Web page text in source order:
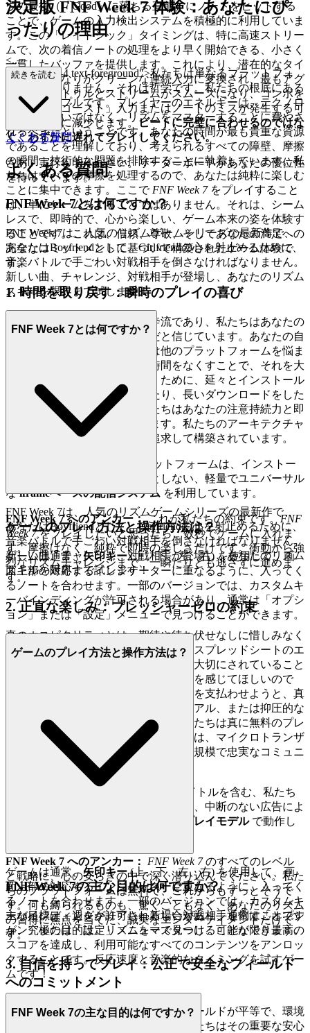
ウの最後（「Good」に落ちる直前）にノートをヒットする
ことで、ゲームの入力検出システムを積極的に利用していま
す。この「レイトシック」タイミングは、特に高速ストリー
ムで、次の着信ノートの処理をより早く開始できる、小さく
一貫したバッファを提供します。これにより、潜在的なタイ
ミングの重なりがクリーンな連続入力に変換され、最もアグ
レッシブなトリルとストリームがスムーズになり、コンボを
中断する「ゴースト」入力またはノートのミスが発生する可
能性が大幅に減少します。 ビートに完璧に合わせるのではな
く、わずかに遅れてプレイしてください。
さあ、実行してください。リーダーボードがあなたの優位性
を待っています。
決定版 FNF Week 7 体験：あなたにぴ
ったりの理由
<...
p class="mb-4 text-foreground">私たちは単なるプラットフォ
ームではありません。それは哲学です。私たちの根底にある
信念はシンプルです。プレイヤーのエネルギーは、テクノロ
ジーとの戦いではなく、リズムをマスターすることに費やさ
れるべきだということです。あなたの時間が最も貴重な資源
であることを理解しており、考えられるすべての障壁、摩擦
の瞬間、技術的な問題を排除することに執着しています。私
たちはすべての摩擦を処理するので、あなたは純粋に楽しむ
ことに集中できます。ここで FNF Week 7をプレイすること
は、単にゲームをすることではありません。それは、シーム
レスで、即時的で、心から楽しい、ゲーム本来の姿を体験す
ることです。これは、信頼、尊敬、そしてあなたの満足への
完全なコミットメントに基づいて構築されたゲーム体験で
す。
1. 時間を取り戻す：瞬時のプレイの喜び
現代生活は絶え間ない要求の奔流であり、私たちはあなたの
逃避の瞬間が神聖であるべきだと信じています。あなたの自
由時間は貴重であり、私たちは他のプラットフォームを悩ま
せる退屈でイライラする待ち時間をなくすことで、それを大
切にしています。数ビート聴くために、延々とインストール
したり、ドライバーを更新したり、長いダウンロードをした
りする必要はありません。私たちはあなたの注意持続力と即
時的な満足への欲求を尊重します。私たちのアーキテクチャ
は、スピードとシンプルさを追求して構築されています。
当社のプラットフォームは、インストー
ルやダウンロードを一切必要としない、軽量でユニバーサル
なiframeベースの配信システム を利用しています。
FNF Week 7 へのアンカー：これが私たちの約束です。FNF
Week 7をプレイしたいと思ったら、数秒でゲームに入れま
す。摩擦はなく、純粋で即時の楽しさだけです。衝動から強
烈なリズムチャレンジまで、一瞬たりとも逃さずに進めま
す。
2. 正直な楽しみ：プレッシャーゼロの約束
真のホスピタリティとは、期待や待ち伏せなしに惜しみなく
与えることです。あなたは、単に収益スプレッドシートのエ
ントリーではなく、プレイヤーとして大切にされていること
を知ることからくる深い安心感と信頼を感じてほしいので
す。他のプラットフォームが、あなたを支払わせようと、真
のコストをポップアップ、限定トライアル、または抑圧的な
ペイウォールで隠している一方で、私たちは真に無料のプレ
イの聖域を提供します。私たちの焦点は、マイクロトランザ
クションを抽出することではなく、大規模で忠実なコミュニ
ティを構築することです。
最も人気のあるタイトルを含む、私たち
のライブラリ全体は、邪魔にならない、中断のない広告によ
100% 無料プレイモデルで動作し
FNF Week 7 へのアンカー： FNF Week 7のすべてのレベル
と戦略に、心の安らぎの中で深く潜り込んでください。私た
ちのプラットフォームは無料で、これからもずっとそうで
す。何も縛られるものも、驚くこともなく、あなたのリズム
の習得に焦点を当てた、誠実なエンターテイメントだけで
す。
3. 自信を持ってプレイ：公正で安全なフィールド
へのコミットメント
勝利の激しさと満足感は、プレイフィールドが平等で、環境
が安全である場合にのみ重要です。私たちはその重要な安心
続きを読む
よくある質問
よくある質問
FNF Week 7とは何ですか？
FNF Week 7は、人気のリズムゲームシリーズの最新作で、
あなたはBoyfriendとして、Girlfriendの心を射止めるために、
音楽バトルで手ごわい対戦相手を倒さなければなりません。
新しい曲、チャレンジ、対戦相手が登場し、あなたのリズム
スキルを限界まで試します！
FNF Week 7とは何ですか？
FNF Week 7は、人気のリズムゲームシリーズの最新作で、
あなたはBoyfriendとして、Girlfriendの心を射止めるために、
音楽バトルで手ごわい対戦相手を倒さなければなりません。
新しい曲、チャレンジ、対戦相手が登場し、あなたのリズム
スキルを限界まで試します！
ゲームのプレイ方法と操作方法は？
ゲームは通常、矢印キー(上、下、左、右) を使用して、画
面上部の対応するインジケーターに重なるように、入ってく
るノートを合わせます。一部のバージョンでは、カスタムキ
ーバインディングが許可される場合があり、通常は「オプシ
ョン」または「設定」メニューで見つけることができます。
ゲームのプレイ方法と操作方法は？
ゲームは通常、矢印キー(上、下、左、右) を使用して、画
面上部の対応するインジケーターに重なるように、入ってく
るノートを合わせます。一部のバージョンでは、カスタムキ
ーバインディングが許可される場合があり、通常は「オプシ
ョン」または「設定」メニューで見つけることができます。
FNF Week 7の主な目的は何ですか？
主な目標は、週をクリアし、新しい対戦相手を倒すことです
が、究極の目的は、リズムをマスターし、可能な限り最高の
スコアを達成し、利用可能なすべてのコンテンツをアンロッ
クすることです。反応速度と音楽的なタイミングを試すゲー
ムです！
FNF Week 7の主な目的は何ですか？